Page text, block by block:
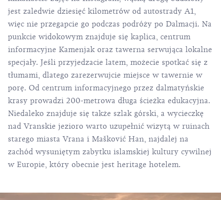
jest zaledwie dziesięć kilometrów od autostrady A1,
więc nie przegapcie go podczas podróży po Dalmacji. Na
punkcie widokowym znajduje się kaplica, centrum
informacyjne Kamenjak oraz tawerna serwująca lokalne
specjały. Jeśli przyjedzacie latem, możecie spotkać się z
tłumami, dlatego zarezerwujcie miejsce w tawernie w
porę. Od centrum informacyjnego przez dalmatyńskie
krasy prowadzi 200-metrowa długa ścieżka edukacyjna.
Niedaleko znajduje się także szlak górski, a wycieczkę
nad Vranskie jezioro warto uzupełnić wizytą w ruinach
starego miasta Vrana i Mašković Han, najdalej na
zachód wysuniętym zabytku islamskiej kultury cywilnej
w Europie, który obecnie jest heritage hotelem.